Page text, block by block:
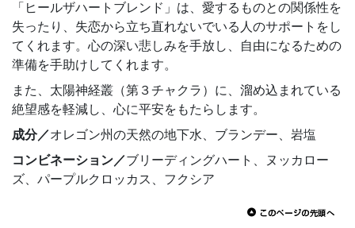
「ヒールザハートブレンド」は、愛するものとの関係性を
失ったり、失恋から立ち直れないでいる人のサポートをし
てくれます。心の深い悲しみを手放し、自由になるための
準備を手助けしてくれます。
また、太陽神経叢（第３チャクラ）に、溜め込まれている
絶望感を軽減し、心に平安をもたらします。
成分／オレゴン州の天然の地下水、ブランデー、岩塩
コンビネーション／ブリーディングハート、ヌッカロー
ズ、パープルクロッカス、フクシア